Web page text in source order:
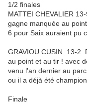
1/2 finales
MATTEI CHEVALIER
gagne manquée au
6 pour Saix auraient pu
GRAVIOU CUSIN 13-2
au point et au tir ! avec
venu l'an dernier au
ou il a déjà été
Finale